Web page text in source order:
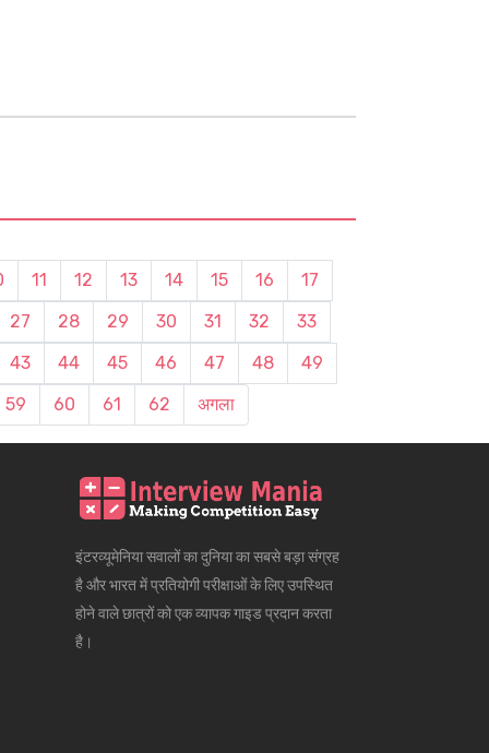
11 12 13 14 15 16
17
27 28 29 30 31 32
33
43 44 45 46 47 48
49
59 60 61 62 अगला
इंटरव्यूमेनिया सवालों का दुनिया का सबसे बड़ा संग्रह
है और भारत में प्रतियोगी परीक्षाओं के लिए उपस्थित
होने वाले छात्रों को एक व्यापक गाइड प्रदान करता
है।